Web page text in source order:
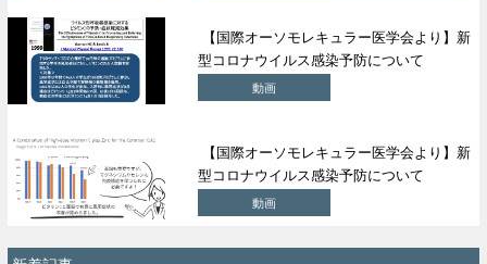
【国際オーソモレキュラー医学会より】新
型コロナウイルス感染予防について
動画
【国際オーソモレキュラー医学会より】新
型コロナウイルス感染予防について
動画